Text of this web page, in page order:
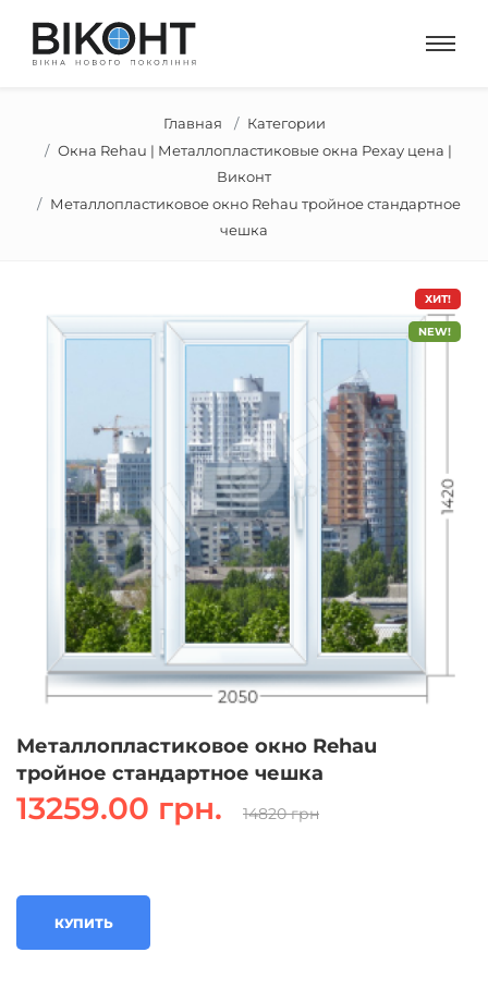
Главная
Категории
Окна Rehau | Металлопластиковые окна Рехау цена |
Виконт
Металлопластиковое окно Rehau тройное стандартное
чешка
ХИТ!
NEW!
Металлопластиковое окно Rehau
тройное стандартное чешка
13259.00 грн. 14820 грн
КУПИТЬ